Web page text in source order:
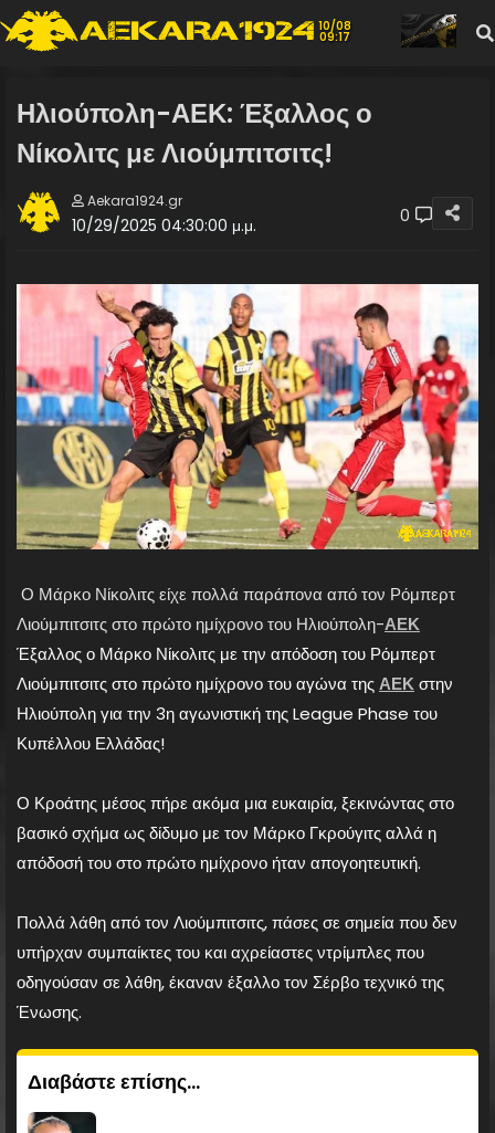
10/08
09:17
Ηλιούπολη-ΑΕΚ: Έξαλλος ο
Νίκολιτς με Λιούμπιτσιτς!
Aekara1924.gr
10/29/2025 04:30:00 μ.μ. 0
Ο Μάρκο Νίκολιτς είχε πολλά παράπονα από τον Ρόμπερτ
Λιούμπιτσιτς στο πρώτο ημίχρονο του Ηλιούπολη-ΑΕΚ
Έξαλλος ο Μάρκο Νίκολιτς με την απόδοση του Ρόμπερτ
Λιούμπιτσιτς στο πρώτο ημίχρονο του αγώνα τηςΑΕΚστην
Ηλιούπολη για την 3η αγωνιστική της League Phase του
Κυπέλλου Ελλάδας!
Ο Κροάτης μέσος πήρε ακόμα μια ευκαιρία, ξεκινώντας στο
βασικό σχήμα ως δίδυμο με τον Μάρκο Γκρούγιτς αλλά η
απόδοσή του στο πρώτο ημίχρονο ήταν απογοητευτική.
Πολλά λάθη από τον Λιούμπιτσιτς, πάσες σε σημεία που δεν
υπήρχαν συμπαίκτες του και αχρείαστες ντρίμπλες που
οδηγούσαν σε λάθη, έκαναν έξαλλο τον Σέρβο τεχνικό της
Ένωσης.
Διαβάστε επίσης...